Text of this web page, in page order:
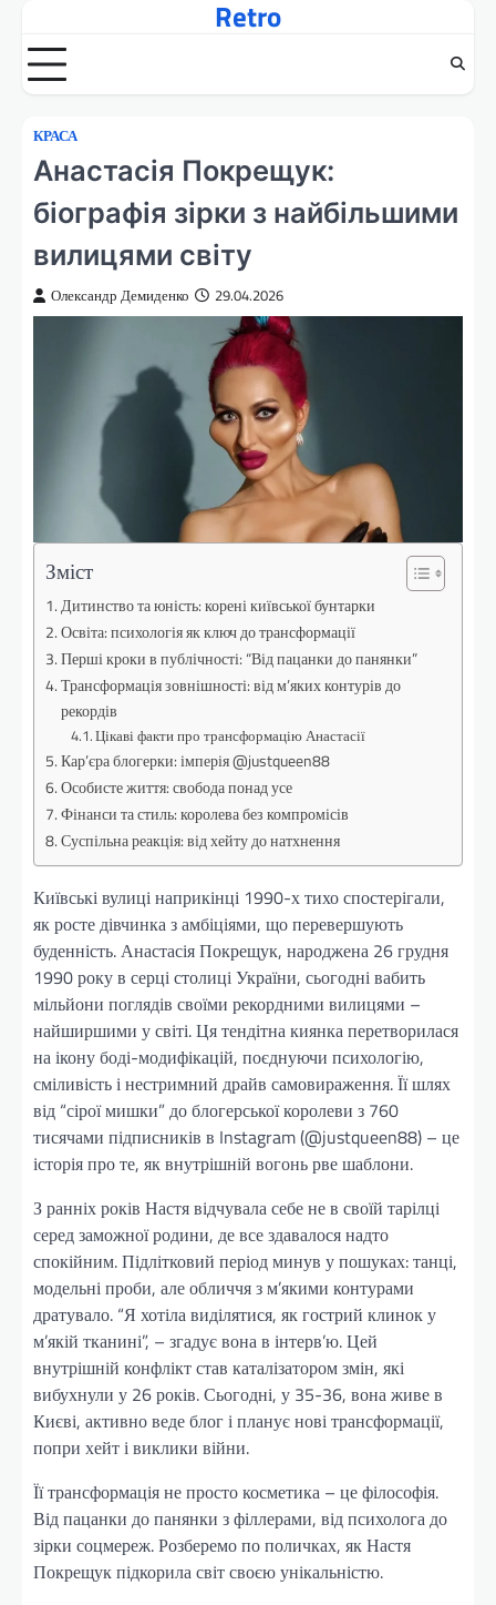
вмісту
Retro
КРАСА
Анастасія Покрещук:
біографія зірки з найбільшими
вилицями світу
Олександр Демиденко 29.04.2026
Зміст
Дитинство та юність: корені київської бунтарки
Освіта: психологія як ключ до трансформації
Перші кроки в публічності: “Від пацанки до панянки”
Трансформація зовнішності: від м’яких контурів до
рекордів
Цікаві факти про трансформацію Анастасії
Кар’єра блогерки: імперія @justqueen88
Особисте життя: свобода понад усе
Фінанси та стиль: королева без компромісів
Суспільна реакція: від хейту до натхнення
Київські вулиці наприкінці 1990-х тихо спостерігали,
як росте дівчинка з амбіціями, що перевершують
буденність. Анастасія Покрещук, народжена 26 грудня
1990 року в серці столиці України, сьогодні вабить
мільйони поглядів своїми рекордними вилицями –
найширшими у світі. Ця тендітна киянка перетворилася
на ікону боді-модифікацій, поєднуючи психологію,
сміливість і нестримний драйв самовираження. Її шлях
від “сірої мишки” до блогерської королеви з 760
тисячами підписників в Instagram (@justqueen88) – це
історія про те, як внутрішній вогонь рве шаблони.
З ранніх років Настя відчувала себе не в своїй тарілці
серед заможної родини, де все здавалося надто
спокійним. Підлітковий період минув у пошуках: танці,
модельні проби, але обличчя з м’якими контурами
дратувало. “Я хотіла виділятися, як гострий клинок у
м’якій тканині”, – згадує вона в інтерв’ю. Цей
внутрішній конфлікт став каталізатором змін, які
вибухнули у 26 років. Сьогодні, у 35-36, вона живе в
Києві, активно веде блог і планує нові трансформації,
попри хейт і виклики війни.
Її трансформація не просто косметика – це філософія.
Від пацанки до панянки з філлерами, від психолога до
зірки соцмереж. Розберемо по поличках, як Настя
Покрещук підкорила світ своєю унікальністю.